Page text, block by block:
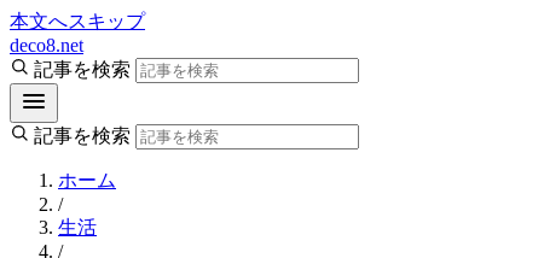
本文へスキップ
deco8.net
記事を検索
記事を検索
ホーム
/
生活
/